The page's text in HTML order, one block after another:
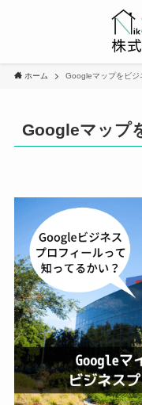
Top
会社概要
弊社が選ばれる
サービス紹介
制作実績
ホーム Googleマップをビジ
Googleマップ